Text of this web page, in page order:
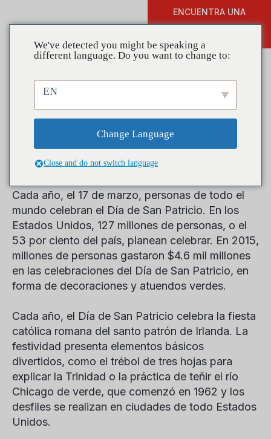
ENCUENTRA UNA
La suerte de los irlandeses:
la cultura de la bebida en el
día de San Patricio
Cada año, el 17 de marzo, personas de todo el
mundo celebran el Día de San Patricio. En los
Estados Unidos, 127 millones de personas, o el
53 por ciento del país, planean celebrar. En 2015,
millones de personas gastaron $4.6 mil millones
en las celebraciones del Día de San Patricio, en
forma de decoraciones y atuendos verdes.
Cada año, el Día de San Patricio celebra la fiesta
católica romana del santo patrón de Irlanda. La
festividad presenta elementos básicos
divertidos, como el trébol de tres hojas para
explicar la Trinidad o la práctica de teñir el río
Chicago de verde, que comenzó en 1962 y los
desfiles se realizan en ciudades de todo Estados
Unidos.
We've detected you might be speaking a
different language. Do you want to change to:
EN
Change Language
Close and do not switch language